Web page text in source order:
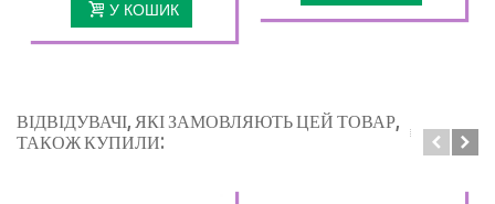
У КОШИК
ВІДВІДУВАЧІ, ЯКІ ЗАМОВЛЯЮТЬ ЦЕЙ ТОВАР,
ТАКОЖ КУПИЛИ: